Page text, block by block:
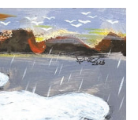
sông, đám hoa tím
khói.